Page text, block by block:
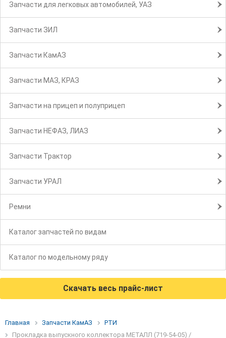
Запчасти для легковых автомобилей, УАЗ
Запчасти ЗИЛ
Запчасти КамАЗ
Запчасти МАЗ, КРАЗ
Запчасти на прицеп и полуприцеп
Запчасти НЕФАЗ, ЛИАЗ
Запчасти Трактор
Запчасти УРАЛ
Ремни
Каталог запчастей по видам
Каталог по модельному ряду
Скачать весь прайс-лист
Главная Запчасти КамАЗ
РТИ
Прокладка выпускного коллектора МЕТАЛЛ (719-54-05) /